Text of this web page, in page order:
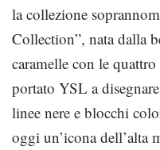
la collezione
Collection”, nata dalla
caramelle con le
portato YSL a
linee nere e blocchi
oggi un’icona dell’alta